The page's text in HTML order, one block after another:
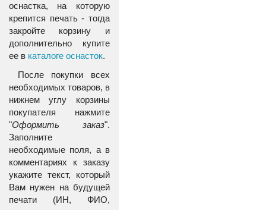
оснастка, на которую
крепится печать - тогда
закройте корзину и
дополнительно купите
ее в каталоге оснасток.
После покупки всех
необходимых товаров, в
нижнем углу корзины
покупателя нажмите
"Оформить заказ".
Заполните
необходимые поля, а в
комментариях к заказу
укажите текст, который
Вам нужен на будущей
печати (ИН, ФИО,